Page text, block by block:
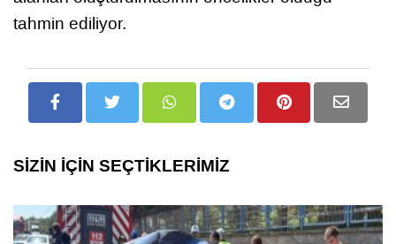
tahmin ediliyor.
SİZİN İÇİN SEÇTİKLERİMİZ